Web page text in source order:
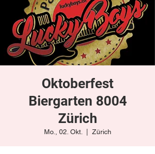
Oktoberfest
Biergarten 8004
Zürich
Mo., 02. Okt. Zürich